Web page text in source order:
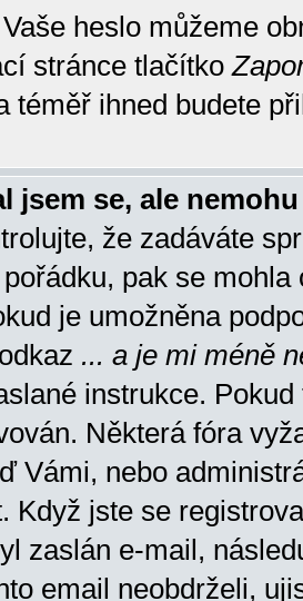
heslo můžeme
stránce tlačítko
téměř ihned budete
jsem se, ale
že zadáváte
pak se
je umožněna
... a je mi méně
instrukce.
Některá fóra
Vámi, nebo
Když jste se
zaslán e-mail,
email neobdrželi,